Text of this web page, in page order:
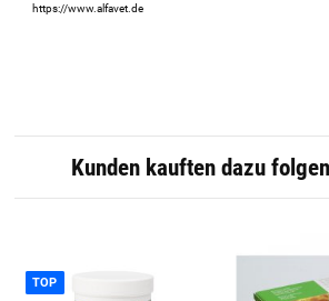
https://www.alfavet.de
Kunden kauften dazu
TOP